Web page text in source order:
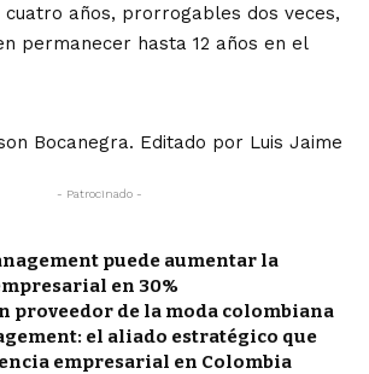
años, prorrogables dos veces,
permanecer hasta 12 años en el
Bocanegra. Editado por Luis Jaime
- Patrocinado -
puede aumentar la
en 30%
proveedor de la moda colombiana
el aliado estratégico que
empresarial en Colombia